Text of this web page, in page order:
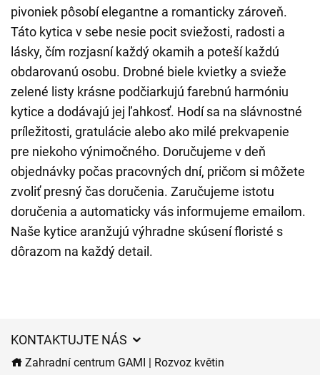
pivoniek pôsobí elegantne a romanticky zároveň.
Táto kytica v sebe nesie pocit sviežosti, radosti a
lásky, čím rozjasní každý okamih a poteší každú
obdarovanú osobu. Drobné biele kvietky a svieže
zelené listy krásne podčiarkujú farebnú harmóniu
kytice a dodávajú jej ľahkosť. Hodí sa na slávnostné
príležitosti, gratulácie alebo ako milé prekvapenie
pre niekoho výnimočného. Doručujeme v deň
objednávky počas pracovných dní, pričom si môžete
zvoliť presný čas doručenia. Zaručujeme istotu
doručenia a automaticky vás informujeme emailom.
Naše kytice aranžujú výhradne skúsení floristé s
dôrazom na každý detail.
KONTAKTUJTE NÁS
Zahradní centrum GAMI | Rozvoz květin